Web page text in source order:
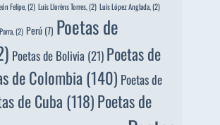
Felipe,(2) Luis Llorèns Torres,(2) Luis López Anglada,(2)
(2) Perú (7) Poetas de
Poetas de Bolivia (21) Poetas de
de Colombia(140) Poetas de
de Cuba (118)Poetas de